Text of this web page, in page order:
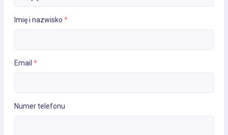
Imię i nazwisko *
Email *
Numer telefonu